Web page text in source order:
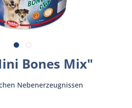
Bones Mix"
Nebenerzeugnissen